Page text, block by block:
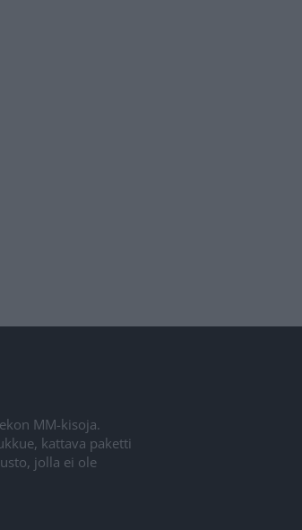
MM-kisoja.
kattava paketti
jolla ei ole